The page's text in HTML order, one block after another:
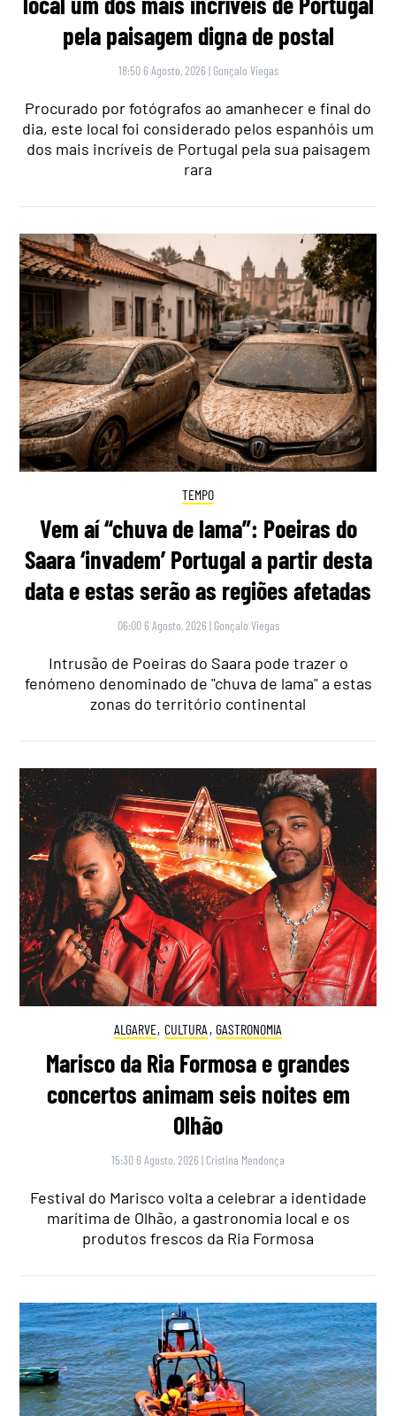
pela paisagem digna de postal
18:50 6 Agosto, 2026 | Gonçalo Viegas
Procurado por fotógrafos ao amanhecer e final do
dia, este local foi considerado pelos espanhóis um
dos mais incríveis de Portugal pela sua paisagem
rara
TEMPO
Vem aí “chuva de lama”: Poeiras do
Saara ‘invadem’ Portugal a partir desta
data e estas serão as regiões afetadas
06:00 6 Agosto, 2026 | Gonçalo Viegas
Intrusão de Poeiras do Saara pode trazer o
fenómeno denominado de "chuva de lama" a estas
zonas do território continental
ALGARVE, CULTURA , GASTRONOMIA
Marisco da Ria Formosa e grandes
concertos animam seis noites em
Olhão
15:30 6 Agosto, 2026 | Cristina Mendonça
Festival do Marisco volta a celebrar a identidade
marítima de Olhão, a gastronomia local e os
produtos frescos da Ria Formosa